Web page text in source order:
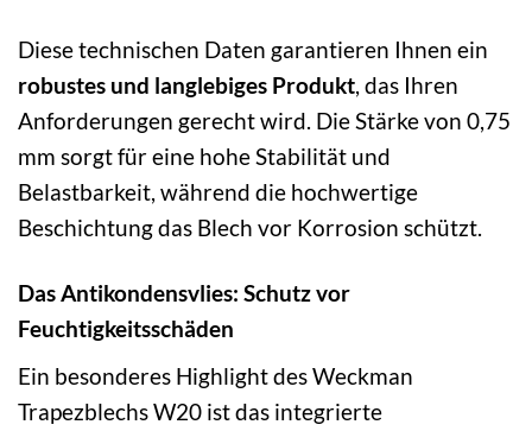
Diese technischen Daten garantieren Ihnen ein
robustes und langlebiges Produkt, das Ihren
Anforderungen gerecht wird. Die Stärke von 0,75
mm sorgt für eine hohe Stabilität und
Belastbarkeit, während die hochwertige
Beschichtung das Blech vor Korrosion schützt.
Das Antikondensvlies: Schutz vor
Feuchtigkeitsschäden
Ein besonderes Highlight des Weckman
Trapezblechs W20 ist das integrierte